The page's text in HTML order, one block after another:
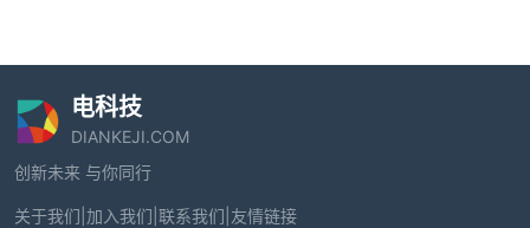
电科技
DIANKEJI.COM
创新未来 与你同行
关于我们 加入我们 联系我们 友情链接